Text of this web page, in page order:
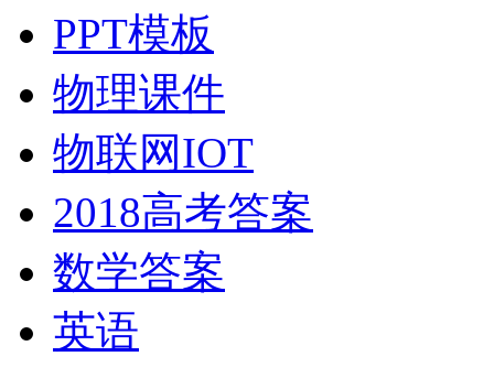
PPT模板
物理课件
物联网IOT
2018高考答案
数学答案
英语